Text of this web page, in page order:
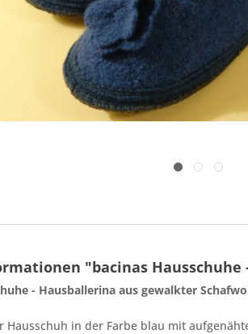
"bacinas Hausschuhe
- Hausballerina aus gewalkter
Hausschuh in der Farbe blau mit